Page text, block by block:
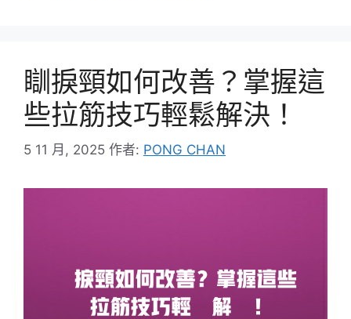
瞓捩頸如何改善？掌握這
些拉筋技巧輕鬆解決！
5 11 月, 2025 作者: PONG CHAN